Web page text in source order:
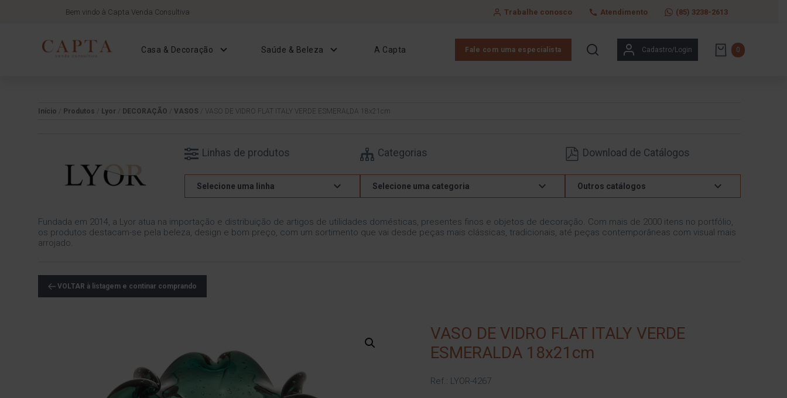
Bem vindo à Capta Venda Consultiva Trabalhe conosco Atendimento (85) 3238-2613
Casa & Decoração Saúde & Beleza A Capta Fale com uma especialista Cadastro/Login 0
Início Produtos Lyor DECORAÇÃO VASOS / VASO DE VIDRO FLAT ITALY VERDE ESMERALDA 18x21cm
Linhas de produtos
Selecione uma linha
Categorias
Selecione uma categoria
Download de Catálogos
Outros catálogos
Fundada em 2014, a Lyor atua na importação e distribuição de artigos de utilidades domésticas, presentes finos e objetos de decoração. Com mais de 2000 itens no portfólio,
os produtos destacam-se pela beleza, design e bom preço, com um sortimento que vai desde peças mais clássicas, tradicionais, até peças contemporâneas com visual mais
arrojado.
VOLTAR à listagem e continar comprando
VASO DE VIDRO FLAT ITALY VERDE
ESMERALDA 18x21cm
Ref.: LYOR-4267